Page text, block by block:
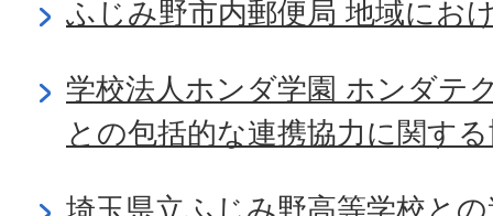
ふじみ野市内郵便局 地域にお
学校法人ホンダ学園 ホンダテ
との包括的な連携協力に関す
埼玉県立ふじみ野高等学校と